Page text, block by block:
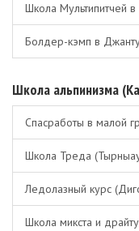
Школа Мультипитчей
Болдер-кэмп в
Школа альпинизма
Спасработы в малой
Школа Треда
Ледолазный курс
Школа микста и